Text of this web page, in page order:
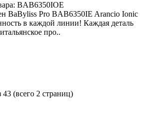
BAB6350IOE
BaByliss Pro BAB6350IE Arancio Ionic
в каждой линии! Каждая деталь
про..
(всего 2 страниц)